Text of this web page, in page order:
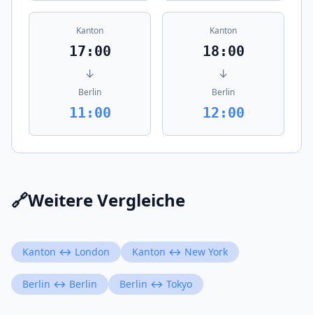
Kanton
17:00
↓
Berlin
11:00
Kanton
18:00
↓
Berlin
12:00
🔗Weitere Vergleiche
Kanton ↔ London Kanton ↔ New York
Berlin ↔ Berlin Berlin ↔ Tokyo